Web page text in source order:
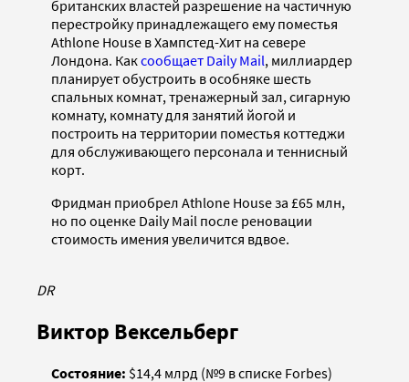
британских властей разрешение на частичную
перестройку принадлежащего ему поместья
Athlone House в Хампстед-Хит на севере
Лондона. Каксообщает Daily Mail, миллиардер
планирует обустроить в особняке шесть
спальных комнат, тренажерный зал, сигарную
комнату, комнату для занятий йогой и
построить на территории поместья коттеджи
для обслуживающего персонала и теннисный
корт.
Фридман приобрел Athlone House за £65 млн,
но по оценке Daily Mail после реновации
стоимость имения увеличится вдвое.
DR
Виктор Вексельберг
Состояние: $14,4 млрд (№9 в списке Forbes)